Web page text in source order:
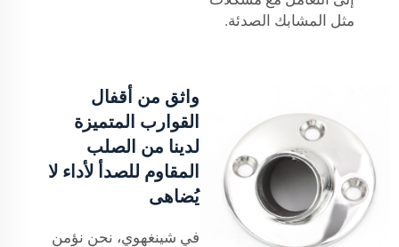
مثل المشابك الصدئة.
واثق من أقفال
القوارب المتميزة
لدينا من الصلب
المقاوم للصدأ لأداء لا
يُضاهى
في شينغهوي، نحن نؤمن